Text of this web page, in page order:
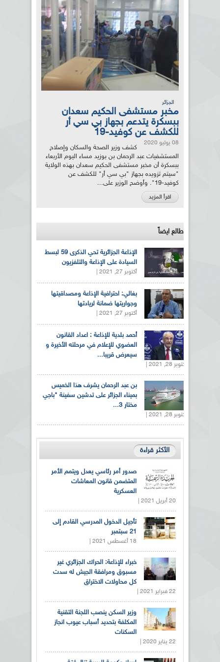
الجزائر
مخبر مستشفى الحكيم سعدان
ببسكرة يتدعم بجهاز بي سي أر
للكشف عن كوفيد-19
08 يوليو 2020
كشف وزير الصحة والسكان وإصلاح
المستشفيات عبد الرحمان بن بوزيد مساء اليوم الأربعاء
ببسكرة أن مخبر مستشفى الحكيم سعدان بهذه الولاية
"سيتم تزويده بجهاز "بي سي أر" للكشف عن
كوفيد-19". وأوضح الوزير على...
اقرأ المزيد
طالع ايضاً
الإذاعة الجزائرية تحي الذكرى 59 لبسط
السيادة على الإذاعة والتلفزيون
أكتوبر 27, 2021 |
بغالي: احترافية الإذاعة ومصداقيتها
وجواريتها ضمانة لريادتها
أكتوبر 27, 2021 |
أحمد بلدية للإذاعة : اعداد القانون
العضوي للإعلام في مرحلته الأخيرة و
سيعرض قريبا...
أكتوبر 28, 2021 |
بن عبد الرحمان يشرف هذا الخميس
بميناء الجزائر على تدشين سفينة "باجي
مختار 3...
أكتوبر 28, 2021 |
الأكثر قراءة
صدور أمر رئاسي يعدل ويتمم الأمر
المتضمن قانون المعاشات
العسكرية
20 أبريل 2021 |
تأجيل الدخول المدرسي القادم إلى
21 سبتمبر
18 أغسطس 2021 |
خبراء للإذاعة: الحراك الجزائري غير
مسبوق ومرافقة الجيش له سدت
كل محاولات الاختراق
22 فبراير 2021 |
وزير السكن ينصب اللجنة التقنية
المكلفة بتحديد أسباب عيوب انجاز
السكنات
22 يناير 2020 |